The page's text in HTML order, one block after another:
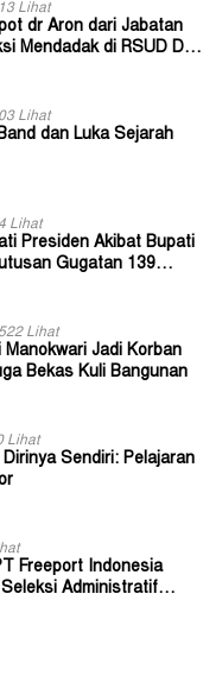
Lihat
dr Aron dari Jabatan
Mendadak di RSUD Dok
Lihat
dan Luka Sejarah
Lihat
Presiden Akibat Bupati
Gugatan 139
Lihat
Jadi Korban
Bekas Kuli Bangunan
Lihat
Sendiri: Pelajaran
Freeport Indonesia
Administratif